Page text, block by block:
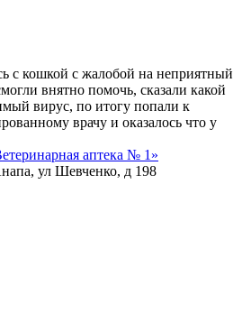
с кошкой с жалобой на неприятный
внятно помочь, сказали какой
вирус, по итогу попали к
врачу и оказалось что у
аптека № 1 »
ул Шевченко, д 198